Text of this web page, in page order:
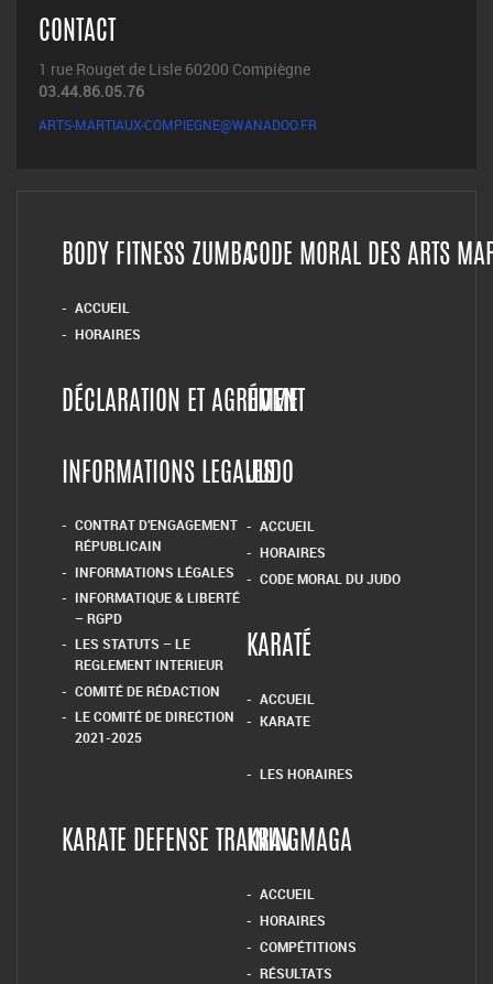
CONTACT
1 rue Rouget de Lisle 60200 Compiègne
03.44.86.05.76
ARTS-MARTIAUX-COMPIEGNE@WANADOO.FR
BODY FITNESS ZUMBA
ACCUEIL
HORAIRES
CODE MORAL DES ARTS
DÉCLARATION ET AGRÉMENT
HOME
INFORMATIONS LEGALES
CONTRAT D’ENGAGEMENT
RÉPUBLICAIN
INFORMATIONS LÉGALES
INFORMATIQUE & LIBERTÉ
– RGPD
LES STATUTS – LE
REGLEMENT INTERIEUR
COMITÉ DE RÉDACTION
LE COMITÉ DE DIRECTION
2021-2025
JUDO
ACCUEIL
HORAIRES
CODE MORAL DU JUDO
KARATÉ
ACCUEIL
KARATE
LES HORAIRES
KARATE DEFENSE TRAININGKRAV MAGA
ACCUEIL
HORAIRES
COMPÉTITIONS
RÉSULTATS